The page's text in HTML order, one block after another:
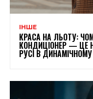
ІНШЕ
КРАСА НА ЛЬОТУ:
КОНДИЦІОНЕР — ЦЕ
РУСІ В